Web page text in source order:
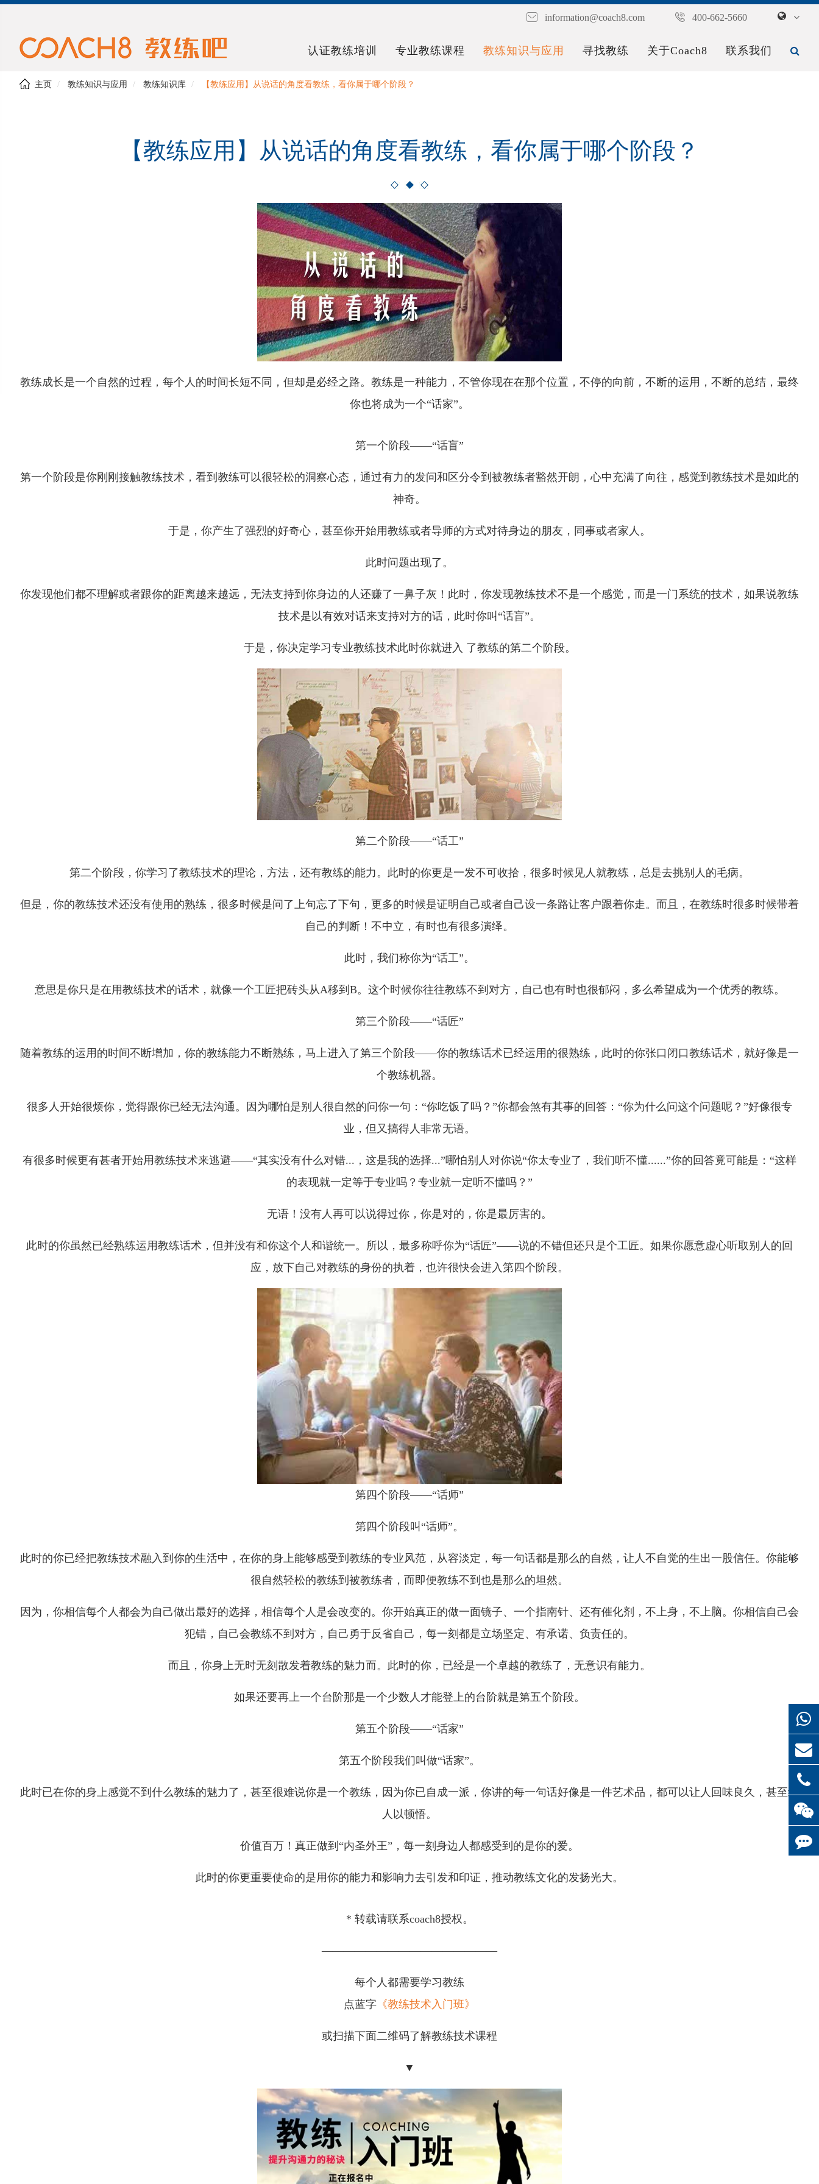
information@coach8.com 400-662-5660
认证教练培训 专业教练课程 教练知识与应用 寻找教练 关于Coach8 联系我们
主页 教练知识与应用 教练知识库 【教练应用】从说话的角度看教练，看你属于哪个阶段？
【教练应用】从说话的角度看教练，看你属于哪个阶段？
教练成长是一个自然的过程，每个人的时间长短不同，但却是必经之路。教练是一种能力，不管你现在在那个位置，不停的向前，不断的运用，不断的总结，最终
你也将成为一个“话家”。
第一个阶段——“话盲”
第一个阶段是你刚刚接触教练技术，看到教练可以很轻松的洞察心态，通过有力的发问和区分令到被教练者豁然开朗，心中充满了向往，感觉到教练技术是如此的
神奇。
于是，你产生了强烈的好奇心，甚至你开始用教练或者导师的方式对待身边的朋友，同事或者家人。
此时问题出现了。
你发现他们都不理解或者跟你的距离越来越远，无法支持到你身边的人还赚了一鼻子灰！此时，你发现教练技术不是一个感觉，而是一门系统的技术，如果说教练
技术是以有效对话来支持对方的话，此时你叫“话盲”。
于是，你决定学习专业教练技术此时你就进入 了教练的第二个阶段。
第二个阶段——“话工”
第二个阶段，你学习了教练技术的理论，方法，还有教练的能力。此时的你更是一发不可收拾，很多时候见人就教练，总是去挑别人的毛病。
但是，你的教练技术还没有使用的熟练，很多时候是问了上句忘了下句，更多的时候是证明自己或者自己设一条路让客户跟着你走。而且，在教练时很多时候带着
自己的判断！不中立，有时也有很多演绎。
此时，我们称你为“话工”。
意思是你只是在用教练技术的话术，就像一个工匠把砖头从A移到B。这个时候你往往教练不到对方，自己也有时也很郁闷，多么希望成为一个优秀的教练。
第三个阶段——“话匠”
随着教练的运用的时间不断增加，你的教练能力不断熟练，马上进入了第三个阶段——你的教练话术已经运用的很熟练，此时的你张口闭口教练话术，就好像是一
个教练机器。
很多人开始很烦你，觉得跟你已经无法沟通。因为哪怕是别人很自然的问你一句：“你吃饭了吗？”你都会煞有其事的回答：“你为什么问这个问题呢？”好像很专
业，但又搞得人非常无语。
有很多时候更有甚者开始用教练技术来逃避——“其实没有什么对错...，这是我的选择...”哪怕别人对你说“你太专业了，我们听不懂......”你的回答竟可能是：“这样
的表现就一定等于专业吗？专业就一定听不懂吗？”
无语！没有人再可以说得过你，你是对的，你是最厉害的。
此时的你虽然已经熟练运用教练话术，但并没有和你这个人和谐统一。所以，最多称呼你为“话匠”——说的不错但还只是个工匠。如果你愿意虚心听取别人的回
应，放下自己对教练的身份的执着，也许很快会进入第四个阶段。
第四个阶段——“话师”
第四个阶段叫“话师”。
此时的你已经把教练技术融入到你的生活中，在你的身上能够感受到教练的专业风范，从容淡定，每一句话都是那么的自然，让人不自觉的生出一股信任。你能够
很自然轻松的教练到被教练者，而即便教练不到也是那么的坦然。
因为，你相信每个人都会为自己做出最好的选择，相信每个人是会改变的。你开始真正的做一面镜子、一个指南针、还有催化剂，不上身，不上脑。你相信自己会
犯错，自己会教练不到对方，自己勇于反省自己，每一刻都是立场坚定、有承诺、负责任的。
而且，你身上无时无刻散发着教练的魅力而。此时的你，已经是一个卓越的教练了，无意识有能力。
如果还要再上一个台阶那是一个少数人才能登上的台阶就是第五个阶段。
第五个阶段——“话家”
第五个阶段我们叫做“话家”。
此时已在你的身上感觉不到什么教练的魅力了，甚至很难说你是一个教练，因为你已自成一派，你讲的每一句话好像是一件艺术品，都可以让人回味良久，甚至给
人以顿悟。
价值百万！真正做到“内圣外王”，每一刻身边人都感受到的是你的爱。
此时的你更重要使命的是用你的能力和影响力去引发和印证，推动教练文化的发扬光大。
* 转载请联系coach8授权。
————————————————
每个人都需要学习教练
点蓝字 《教练技术入门班》
或扫描下面二维码了解教练技术课程
▼